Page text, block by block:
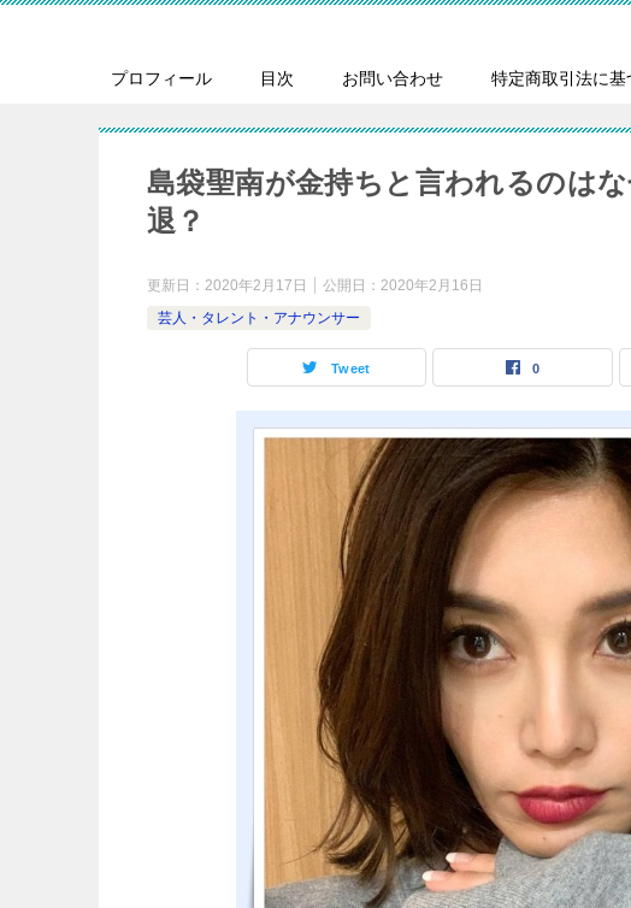
プロフィール 目次 お問い合わせ 特定商取引法に基
島袋聖南が金持ちと言われるのは
退？
更新日： 2020年2月17日 公開日： 2020年2月16日
芸人・タレント・アナウンサー
Tweet 0